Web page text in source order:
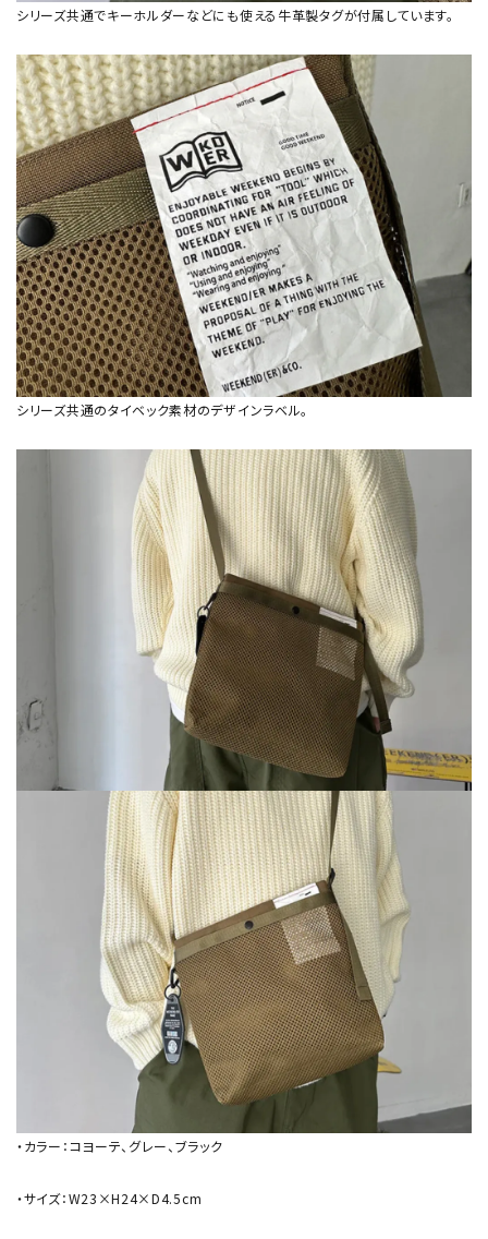
シリーズ共通でキーホルダーなどにも使える牛革製タグが付属しています。
シリーズ共通のタイベック素材のデザインラベル。
・カラー：コヨーテ、グレー、ブラック
・サイズ：W23×H24×D4.5cm